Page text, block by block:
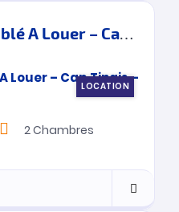
Appartement Meublé A Louer – Cap Tingis – Tanger
LOCATION
2Chambres